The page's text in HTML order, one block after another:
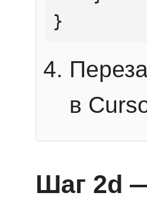
}
в
Шаг 2d